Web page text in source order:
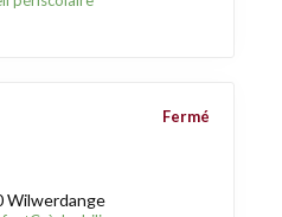
Wilwerdange
Fermé